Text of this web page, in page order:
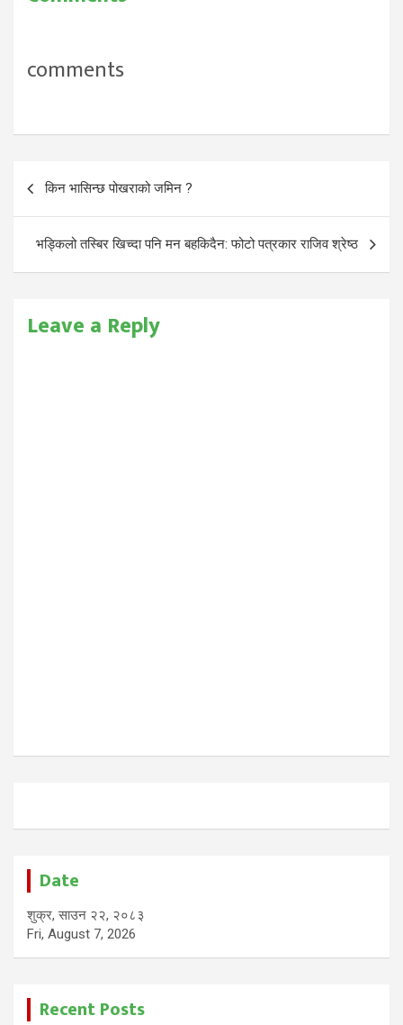
comments
Post
navigation
किन भासिन्छ पोखराको जमिन ?
भड्किलो तस्बिर खिच्दा पनि मन बहकिदैन: फोटो पत्रकार राजिव श्रेष्ठ
Leave a Reply
Date
शुक्र, साउन २२, २०८३
Fri, August 7, 2026
Recent Posts